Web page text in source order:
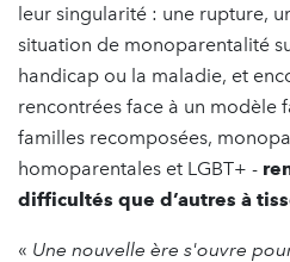
leur singularité : une rupture,
situation de monoparentalité
handicap ou la maladie, et
rencontrées face à un modèle
familles recomposées,
homoparentales et LGBT+ -
difficultés que d’autres à
« Une nouvelle ère s'ouvre